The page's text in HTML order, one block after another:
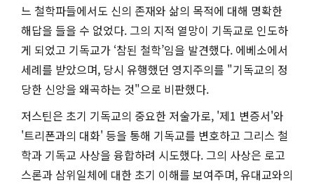
느 철학파들에서도 신의 존재와 삶의 목적에 대해 명확한
해답을 들을 수 없었다. 그의 지적 열망이 기독교로 인도하
게 되었고 기독교가 ‘참된 철학’임을 발견했다. 에베소에서
세례를 받았으며, 당시 유행했던 영지주의를 "기독교의 정
당한 신앙을 왜곡하는 것"으로 비판했다.
저스틴은 초기 기독교의 중요한 저술가로, '제1 변증서'와
'트리폰과의 대화' 등을 통해 기독교를 변호하고 그리스 철
학과 기독교 사상을 융합하려 시도했다. 그의 사상은 로고
스론과 삼위일체에 대한 초기 이해를 보여주며, 유대교와의